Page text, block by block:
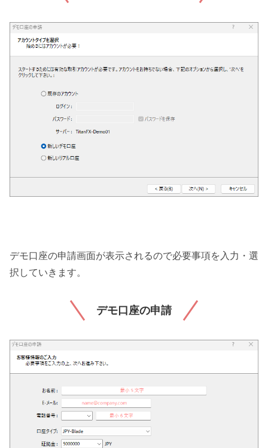
デモ口座の申請画面が表示されるので必要事項を入力・選
択していきます。
デモ口座の申請